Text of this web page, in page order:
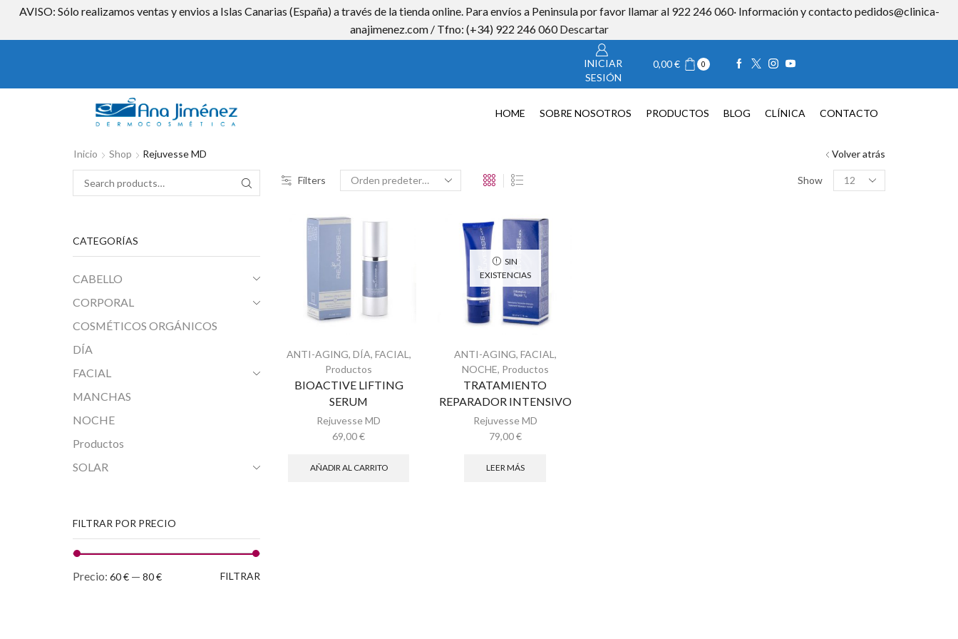
AVISO: Sólo realizamos ventas y envios a Islas Canarias (España) a través de la tienda online. Para envíos a Peninsula por favor llamar al 922 246 060· Información y contacto pedidos@clinica-
anajimenez.com / Tfno: (+34) 922 246 060Descartar
Iniciar sesión 0,00€ 0
INICIAR
SESIÓN
0,00€ 0
HOME SOBRE NOSOTROS PRODUCTOS BLOG CLÍNICA CONTACTO
Inicio Shop Rejuvesse MD Volver atrás
Filters Show
Products
per
ANTI-AGING, DÍA, FACIAL ,
Productos
BIOACTIVE LIFTING
SERUM
Rejuvesse MD
69,00€
AÑADIR AL CARRITO
SIN
EXISTENCIAS
ANTI-AGING, FACIAL ,
NOCHE, Productos
TRATAMIENTO
REPARADOR INTENSIVO
Rejuvesse MD
79,00€
LEER MÁS
Search for: SEARCH
CATEGORÍAS
CABELLO
CORPORAL
COSMÉTICOS ORGÁNICOS
DÍA
FACIAL
MANCHAS
NOCHE
Productos
SOLAR
FILTRAR POR PRECIO
Precio
Precio
FILTRAR
Precio: 60 € — 80 €